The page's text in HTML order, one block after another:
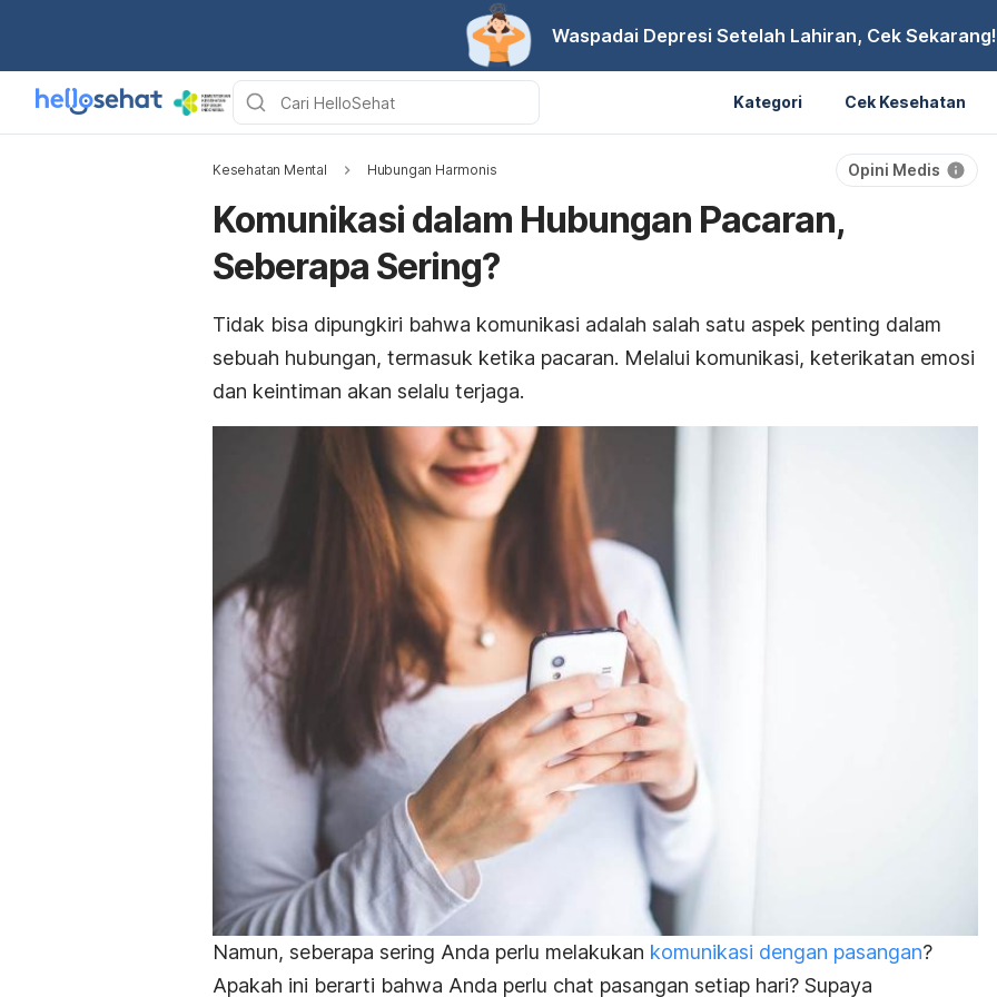
Waspadai Depresi Setelah Lahiran, Cek Sekarang!
Kategori Cek Kesehatan
Kesehatan Mental Hubungan Harmonis Opini Medis
Komunikasi dalam Hubungan Pacaran,
Seberapa Sering?
Tidak bisa dipungkiri bahwa komunikasi adalah salah satu aspek penting dalam
sebuah hubungan, termasuk ketika pacaran. Melalui komunikasi, keterikatan emosi
dan keintiman akan selalu terjaga.
Namun, seberapa sering Anda perlu melakukan komunikasi dengan pasangan?
Apakah ini berarti bahwa Anda perlu chat pasangan setiap hari? Supaya